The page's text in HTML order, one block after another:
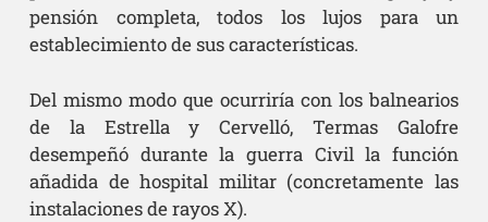
pensión completa, todos los lujos para un
establecimiento de sus características.
Del mismo modo que ocurriría con los balnearios
de la Estrella y Cervelló, Termas Galofre
desempeñó durante la guerra Civil la función
añadida de hospital militar (concretamente las
instalaciones de rayos X).